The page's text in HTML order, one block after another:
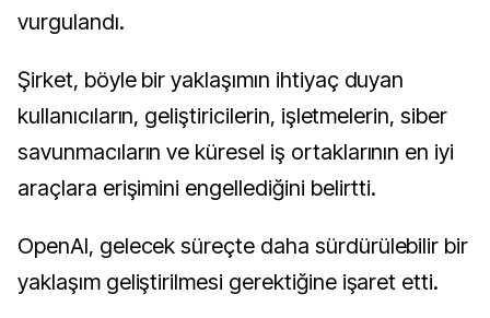
vurgulandı.
Şirket, böyle bir yaklaşımın ihtiyaç duyan
kullanıcıların, geliştiricilerin, işletmelerin, siber
savunmacıların ve küresel iş ortaklarının en iyi
araçlara erişimini engellediğini belirtti.
OpenAI, gelecek süreçte daha sürdürülebilir bir
yaklaşım geliştirilmesi gerektiğine işaret etti.